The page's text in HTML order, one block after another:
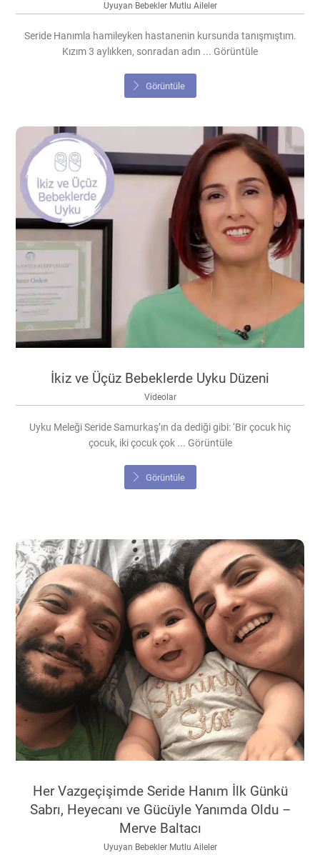
Uyuyan Bebekler Mutlu Aileler
Seride Hanımla hamileyken hastanenin kursunda tanışmıştım.
Kızım 3 aylıkken, sonradan adın ... Görüntüle
Görüntüle
İkiz ve Üçüz Bebeklerde Uyku Düzeni
Videolar
Uyku Meleği Seride Samurkaş’ın da dediği gibi: ‘Bir çocuk hiç
çocuk, iki çocuk çok ... Görüntüle
Görüntüle
Her Vazgeçişimde Seride Hanım İlk Günkü
Sabrı, Heyecanı ve Gücüyle Yanımda Oldu –
Merve Baltacı
Uyuyan Bebekler Mutlu Aileler